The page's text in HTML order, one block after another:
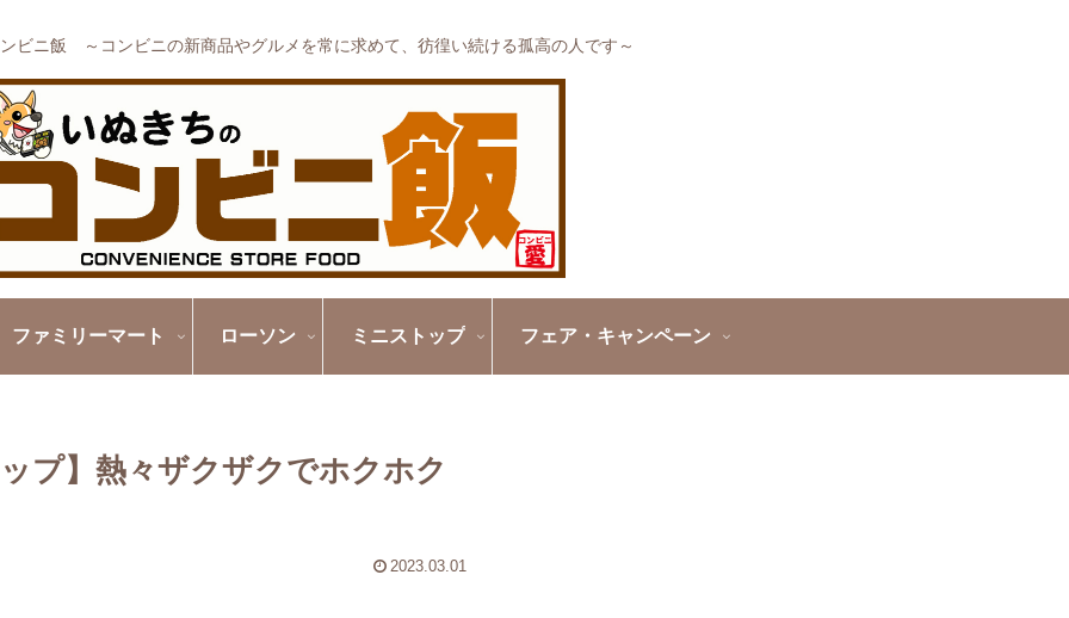
ビニ飯 ～コンビニの新商品やグルメを常に求めて、彷徨い続ける孤高の人です～
ファミリーマート ローソン ミニストップ フェア・キャンペーン
プ】熱々ザクザクでホクホク
2023.03.01